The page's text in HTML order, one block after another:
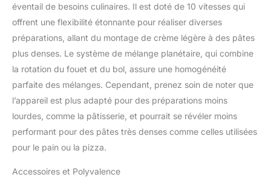
puissance de 1500 W du
mixeur Vezzio, combinée
à un contrôleur précis à
10 vitesses avec fonction
d'impulsion, vous donne
la liberté de choisir entre
un mixage lent et un
mixage rapide, ce qui
facilite la
personnalisation d'une
grande variété
éventail de besoins culinaires. Il est doté de 10 vitesses qui
offrent une flexibilité étonnante pour réaliser diverses
préparations, allant du montage de crème légère à des pâtes
plus denses. Le système de mélange planétaire, qui combine
la rotation du fouet et du bol, assure une homogénéité
parfaite des mélanges. Cependant, prenez soin de noter que
l’appareil est plus adapté pour des préparations moins
lourdes, comme la pâtisserie, et pourrait se révéler moins
performant pour des pâtes très denses comme celles utilisées
pour le pain ou la pizza.
Accessoires et Polyvalence